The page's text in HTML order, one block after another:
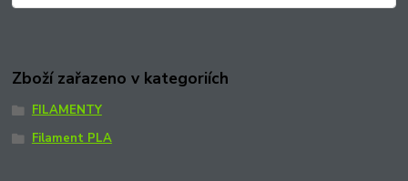
Zboží zařazeno v kategoriích
FILAMENTY
Filament PLA